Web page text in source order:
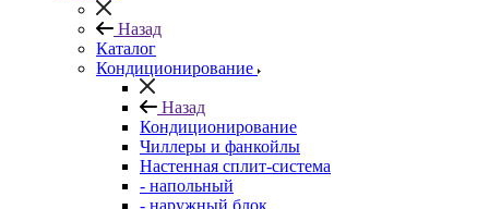
Назад
Каталог
Кондиционирование
Назад
Кондиционирование
Чиллеры и фанкойлы
Настенная сплит-система
- напольный
- наружный блок